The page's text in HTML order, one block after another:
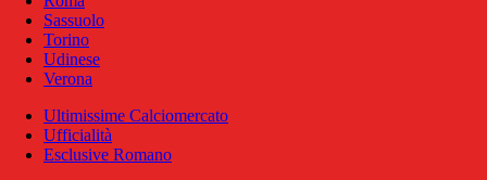
Sassuolo
Torino
Udinese
Verona
Ultimissime Calciomercato
Ufficialità
Esclusive Romano